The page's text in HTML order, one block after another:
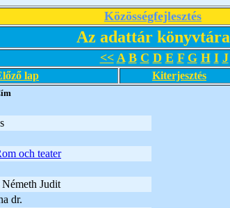
Közösségfejlesztés
Az adattár könyvtára
<< A B C D E F G H I J
lap Kiterjesztés
och teater
Judit
dr.